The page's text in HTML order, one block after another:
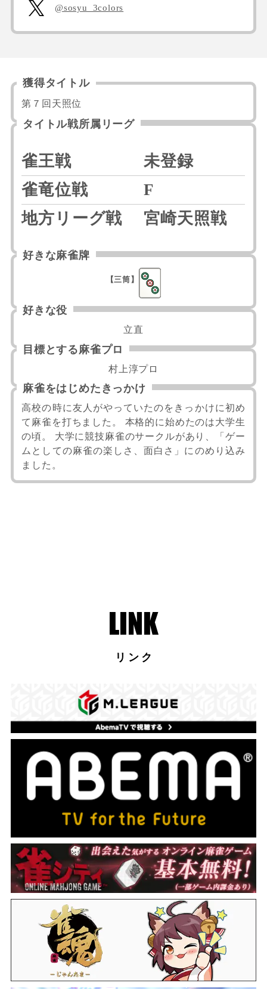
@sosyu_3colors
獲得タイトル
第７回天照位
タイトル戦所属リーグ
雀王戦
未登録
雀竜位戦
F
地方リーグ戦
宮崎天照戦
好きな麻雀牌
【三筒】
好きな役
立直
目標とする麻雀プロ
村上淳プロ
麻雀をはじめたきっかけ
高校の時に友人がやっていたのをきっかけに初め
て麻雀を打ちました。 本格的に始めたのは大学生
の頃。 大学に競技麻雀のサークルがあり、「ゲー
ムとしての麻雀の楽しさ、面白さ」にのめり込み
ました。
リンク